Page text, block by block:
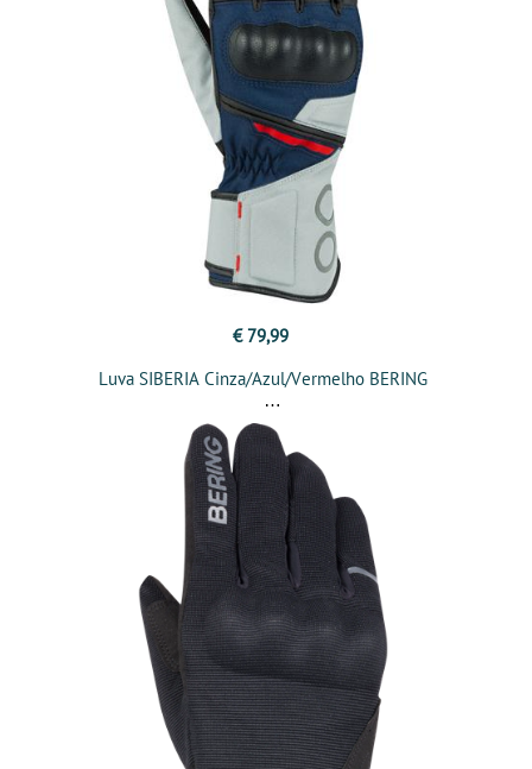
€ 79,99
Luva SIBERIA Cinza/Azul/Vermelho BERING